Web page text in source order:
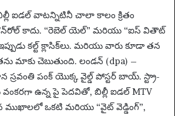
ఐడల్ వాటన్నిటినీ చాలా కాలం క్రితం
కాదు. “రెబెల్ యెల్” మరియు “ఐస్ వితౌట్
కల్ట్ క్లాసిక్‌లు. మరియు వారు కూడా తన
మాకు చెబుతుంది. లండన్ (dpa) –
స్రవంతి పంక్ యొక్క వైల్డ్ పోస్టర్ బాయ్. స్ట్రా-
ఉన్న పై పెదవితో, బిల్లీ ఐడల్ MTV
ఒకటి మరియు “వైట్ వెడ్డింగ్”,